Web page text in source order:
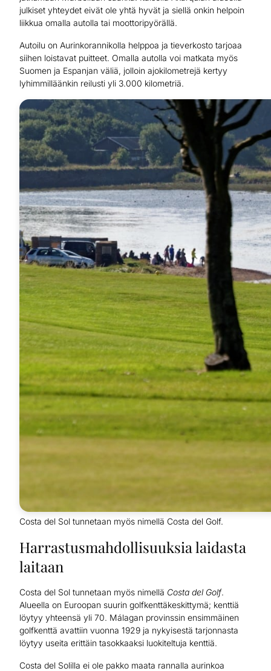
julkiset yhteydet eivät ole yhtä hyvät ja siellä onkin helpoin
liikkua omalla autolla tai moottoripyörällä.
Autoilu on Aurinkorannikolla helppoa ja tieverkosto tarjoaa
siihen loistavat puitteet. Omalla autolla voi matkata myös
Suomen ja Espanjan väliä, jolloin ajokilometrejä kertyy
lyhimmilläänkin reilusti yli 3.000 kilometriä.
Costa del Sol tunnetaan myös nimellä Costa del Golf.
Harrastusmahdollisuuksia laidasta
laitaan
Costa del Sol tunnetaan myös nimellä Costa del Golf.
Alueella on Euroopan suurin golfkenttäkeskittymä; kenttiä
löytyy yhteensä yli 70. Málagan provinssin ensimmäinen
golfkenttä avattiin vuonna 1929 ja nykyisestä tarjonnasta
löytyy useita erittäin tasokkaaksi luokiteltuja kenttiä.
Costa del Solilla ei ole pakko maata rannalla aurinkoa